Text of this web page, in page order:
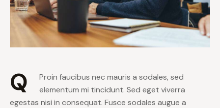
Q
Proin faucibus nec mauris a sodales, sed
elementum mi tincidunt. Sed eget viverra
egestas nisi in consequat. Fusce sodales augue a